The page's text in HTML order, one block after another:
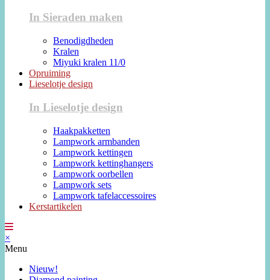
In Sieraden maken
Benodigdheden
Kralen
Miyuki kralen 11/0
Opruiming
Lieselotje design
In Lieselotje design
Haakpakketten
Lampwork armbanden
Lampwork kettingen
Lampwork kettinghangers
Lampwork oorbellen
Lampwork sets
Lampwork tafelaccessoires
Kerstartikelen
×
Menu
Nieuw!